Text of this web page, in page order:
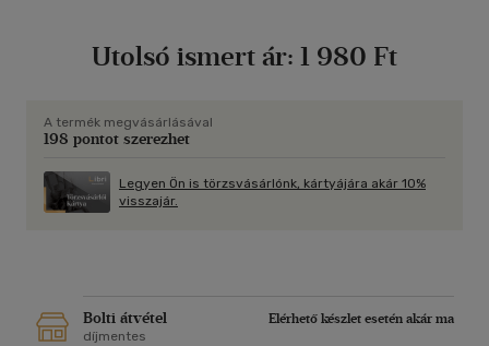
TÖRITANÁROK ÉS DIÁKOK számára meghirdetett KARIKATÚRA
Utolsó ismert ár: 1 980 Ft
A termék megvásárlásával
198 pontot szerezhet
Legyen Ön is törzsvásárlónk, kártyájára akár 10%
visszajár.
Bolti átvétel
Elérhető készlet esetén akár ma
díjmentes